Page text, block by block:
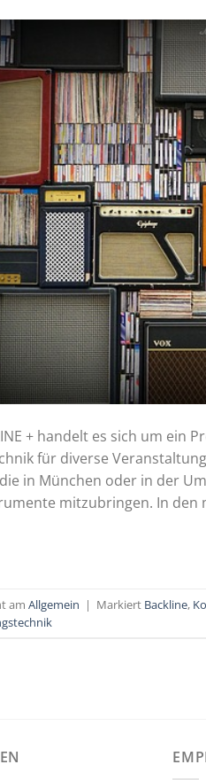
+ handelt es sich um
für diverse
in München oder in der
mitzubringen. In den
am Allgemein | Markiert Backline,